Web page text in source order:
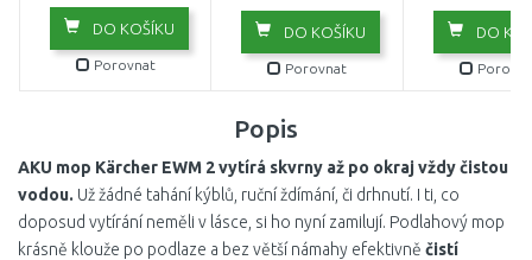
DO KOŠÍKU
Porovnat
DO KOŠÍKU
Porovnat
DO
Popis
AKU mop Kärcher EWM 2 vytírá skvrny až po okraj vždy čistou
vodou. Už žádné tahání kýblů, ruční ždímání, či drhnutí. I ti, co
doposud vytírání neměli v lásce, si ho nyní zamilují. Podlahový mop
krásně klouže po podlaze a bez větší námahy efektivně čistí